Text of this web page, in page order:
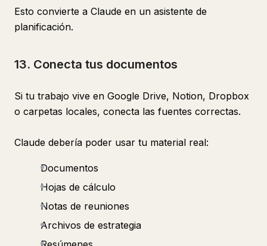
Esto convierte a Claude en un asistente de
planificación.
13. Conecta tus documentos
Si tu trabajo vive en Google Drive, Notion, Dropbox
o carpetas locales, conecta las fuentes correctas.
Claude debería poder usar tu material real:
Documentos
Hojas de cálculo
Notas de reuniones
Archivos de estrategia